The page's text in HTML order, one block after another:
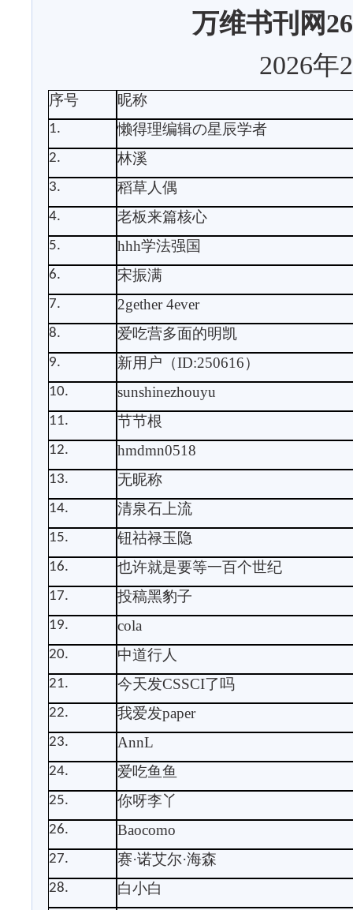
万维书刊网26
2026年2
序号 昵称
1. 懒得理编辑の星辰学者
2. 林溪
3. 稻草人偶
4. 老板来篇核心
5. hhh学法强国
6. 宋振满
7. 2gether 4ever
8. 爱吃营多面的明凯
9. 新用户（ID:250616）
10. sunshinezhouyu
11. 节节根
12. hmdmn0518
13. 无昵称
14. 清泉石上流
15. 钮祜禄玉隐
16. 也许就是要等一百个世纪
17. 投稿黑豹子
19. cola
20. 中道行人
21. 今天发CSSCI了吗
22. 我爱发paper
23. AnnL
24. 爱吃鱼鱼
25. 你呀李丫
26. Baocomo
27. 赛·诺艾尔·海森
28.
白小白